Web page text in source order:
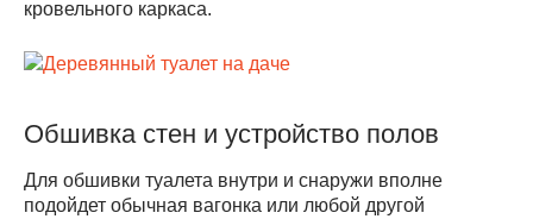
кровельного каркаса.
Обшивка стен и устройство полов
Для обшивки туалета внутри и снаружи вполне
подойдет обычная вагонка или любой другой